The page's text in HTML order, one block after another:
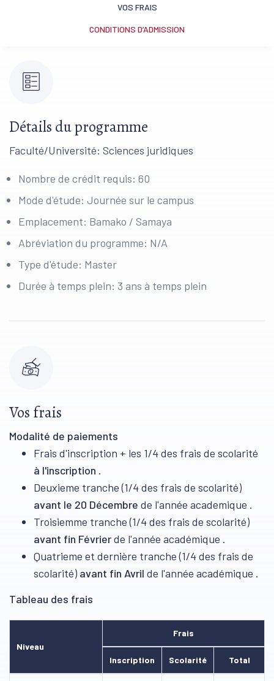
VOS FRAIS
CONDITIONS D’ADMISSION
Détails du programme
Faculté/Université: Sciences juridiques
Nombre de crédit requis: 60
Mode d'étude: Journée sur le campus
Emplacement: Bamako / Samaya
Abréviation du programme: N/A
Type d'étude: Master
Durée à temps plein: 3 ans à temps plein
Vos frais
Modalité de paiements
Frais d'inscription + les 1/4 des frais de scolarité
à l'inscription .
Deuxieme tranche (1/4 des frais de scolarité)
avant le 20 Décembre de l'année academique .
Troisiemme tranche (1/4 des frais de scolarité)
avant fin Févrierde l'année académique .
Quatrieme et dernière tranche (1/4 des frais de
scolarité) avant fin Avril de l'année académique .
Tableau des frais
Niveau
Frais
Inscription Scolarité Total